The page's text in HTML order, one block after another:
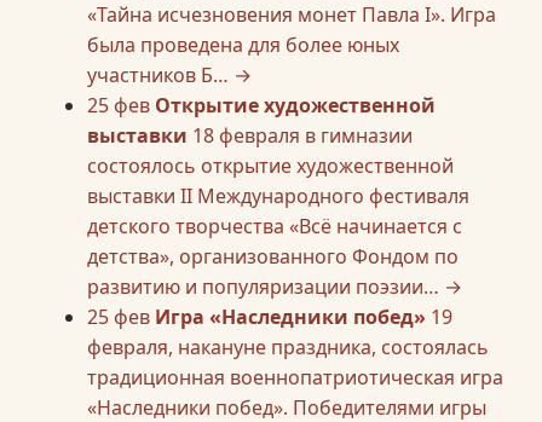
«Тайна исчезновения монет Павла I». Игра
была проведена для более юных
участников Б… →
25 фев Открытие художественной
выставки 18 февраля в гимназии
состоялось открытие художественной
выставки II Международного фестиваля
детского творчества «Всё начинается с
детства», организованного Фондом по
развитию и популяризации поэзии… →
25 фев Игра «Наследники побед» 19
февраля, накануне праздника, состоялась
традиционная военнопатриотическая игра
«Наследники побед». Победителями игры